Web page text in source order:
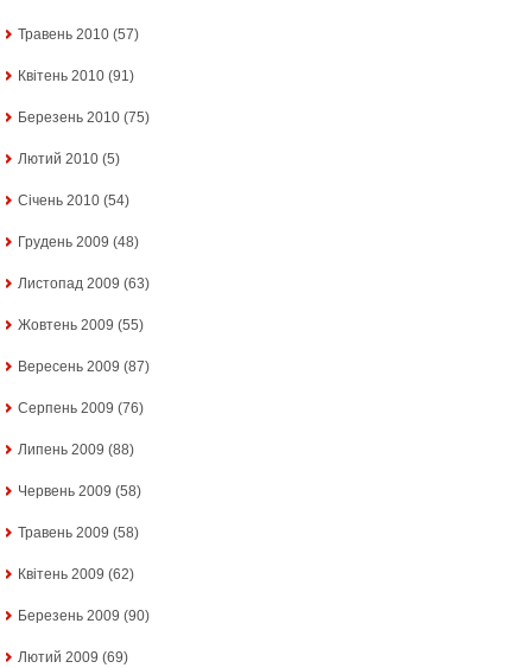
Травень 2010 (57)
Квітень 2010 (91)
Березень 2010 (75)
Лютий 2010 (5)
Січень 2010 (54)
Грудень 2009 (48)
Листопад 2009 (63)
Жовтень 2009 (55)
Вересень 2009 (87)
Серпень 2009 (76)
Липень 2009 (88)
Червень 2009 (58)
Травень 2009 (58)
Квітень 2009 (62)
Березень 2009 (90)
Лютий 2009 (69)